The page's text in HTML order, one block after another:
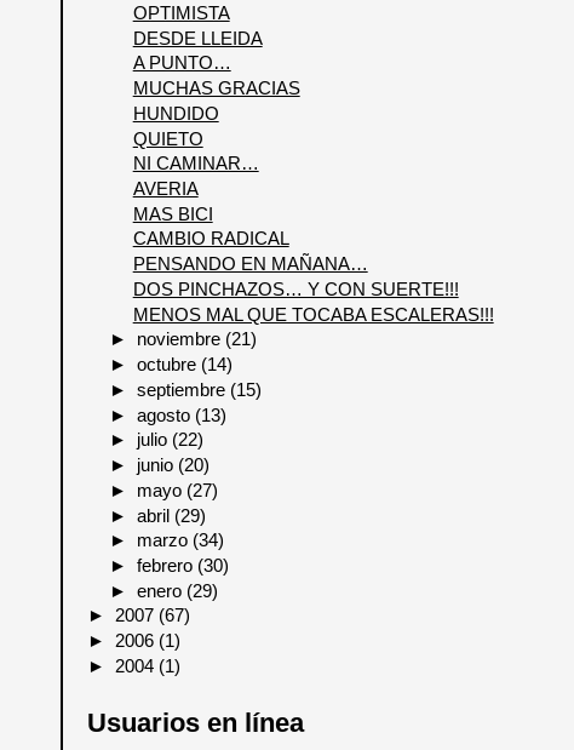
OPTIMISTA
DESDE LLEIDA
A PUNTO…
MUCHAS GRACIAS
HUNDIDO
QUIETO
NI CAMINAR…
AVERIA
MAS BICI
CAMBIO RADICAL
PENSANDO EN MAÑANA…
DOS PINCHAZOS… Y CON SUERTE!!!
MENOS MAL QUE TOCABA ESCALERAS!!!
► noviembre (21)
►octubre (14)
►septiembre (15)
►agosto (13)
► julio (22)
► junio (20)
► mayo (27)
►abril (29)
► marzo (34)
►febrero (30)
►enero (29)
►2007 (67)
► 2006 (1)
► 2004 (1)
Usuarios en línea